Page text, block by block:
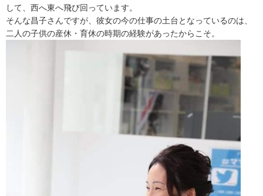
して、西へ東へ飛び回っています。
そんな昌子さんですが、彼女の今の仕事の土台となっているのは、
二人の子供の産休・育休の時期の経験があったからこそ。